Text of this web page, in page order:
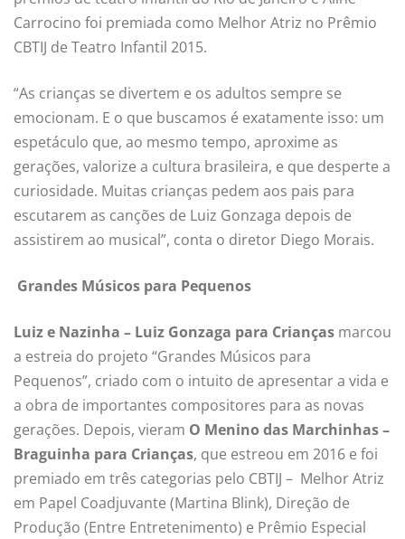
Carrocino foi premiada como Melhor Atriz no Prêmio
CBTIJ de Teatro Infantil 2015.
“As crianças se divertem e os adultos sempre se
emocionam. E o que buscamos é exatamente isso: um
espetáculo que, ao mesmo tempo, aproxime as
gerações, valorize a cultura brasileira, e que desperte a
curiosidade. Muitas crianças pedem aos pais para
escutarem as canções de Luiz Gonzaga depois de
assistirem ao musical”, conta o diretor Diego Morais.
Grandes Músicos para Pequenos
Luiz e Nazinha – Luiz Gonzaga para Crianças marcou
a estreia do projeto “Grandes Músicos para
Pequenos”, criado com o intuito de apresentar a vida e
a obra de importantes compositores para as novas
gerações. Depois, vieram O Menino das Marchinhas –
Braguinha para Crianças, que estreou em 2016 e foi
premiado em três categorias pelo CBTIJ – Melhor Atriz
em Papel Coadjuvante (Martina Blink), Direção de
Produção (Entre Entretenimento) e Prêmio Especial